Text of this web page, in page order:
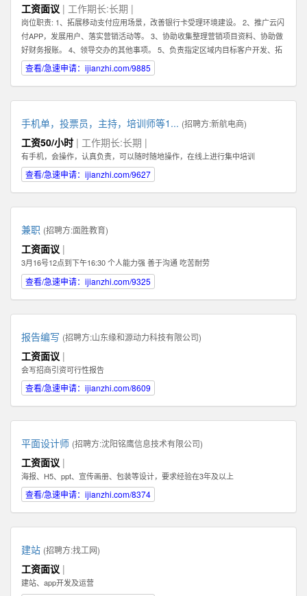
工资面议 | 工作期长:长期 |
岗位职责: 1、拓展移动支付应用场景，改善银行卡受理环境建设。 2、推广云闪
付APP，发展用户、落实营销活动等。 3、协助收集整理营销项目资料、协助做
好财务报账。 4、领导交办的其他事项。 5、负责指定区域内目标客户开发、拓
展、维护 6、根据市场业务发展，提出积极的、符合产品的市场发展的建议和意
见。 7、迅速反馈目标市场客户的信息，及时完善服务。 8、完成销售业绩指
吃苦耐劳的精神，能够在压力下完成任务。 2、具有良好的沟通能力及客户服务
意识，可以与客户进行良好的沟通。 任职资格: 1、有强烈的责任心，以及具有
吃苦耐劳的精神，能够在压力下完成任务。 2、具有良好的沟通能力及客户服务
意识，可以与客户进行良好的沟通。
查看/急速申请：ijianzhi.com/9885
手机单，投票员，主持，培训师等1... (招聘方:新航电商)
工资50/小时 | 工作期长:长期 |
有手机，会操作，认真负责，可以随时随地操作，在线上进行集中培训
查看/急速申请：ijianzhi.com/9627
兼职 (招聘方:面胜教育)
工资面议 |
3月16号12点到下午16:30 个人能力强 善于沟通 吃苦耐劳
查看/急速申请：ijianzhi.com/9325
报告编写 (招聘方:山东缘和源动力科技有限公司)
工资面议 |
会写招商引资可行性报告
查看/急速申请：ijianzhi.com/8609
平面设计师 (招聘方:沈阳铭鹰信息技术有限公司)
工资面议 |
海报、H5、ppt、宣传画册、包装等设计，要求经验在3年及以上
查看/急速申请：ijianzhi.com/8374
建站 (招聘方:找工网)
工资面议 |
建站、app开发及运营